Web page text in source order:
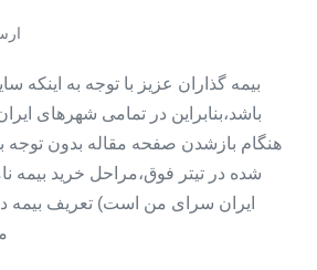
بیمه گذاران عزیز با توجه به اینکه
باشد،بنابراین در تمامی شهرهای
هنگام بازشدن صفحه مقاله بدون توجه
شده در تیتر فوق،مراحل خرید بیمه
ایران سرای من است) تعریف بیمه